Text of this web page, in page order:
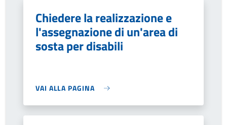
Chiedere la realizzazione e
l'assegnazione di un'area di
sosta per disabili
VAI ALLA PAGINA